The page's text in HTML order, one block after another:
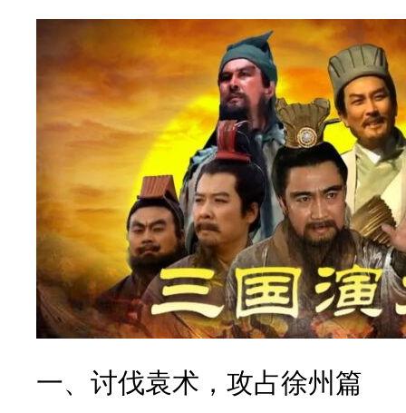
一、讨伐袁术，攻占徐州篇